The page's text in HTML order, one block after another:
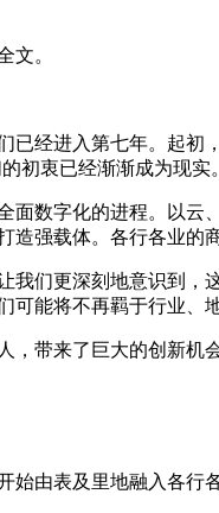
。
经进入第七年。起初
初衷已经渐渐成为现实。
数字化的进程。以云
造强载体。各行各业的
们更深刻地意识到，
可能将不再羁于行业、
来了巨大的创新机会
由表及里地融入各行各